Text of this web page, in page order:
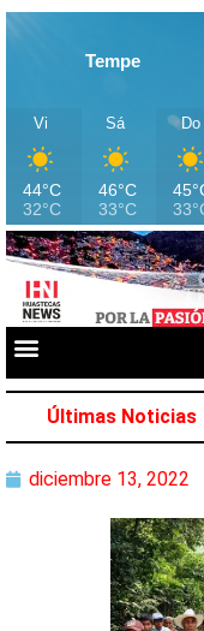
Tempe
Vi
44°C
32°C
Sá
46°C
33°C
Do
Últimas Noticias
Salazar favorece
diciembre 13, 2022